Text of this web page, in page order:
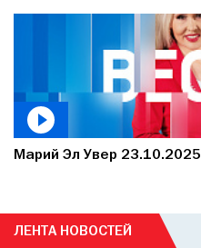
Марий Эл Увер 23.10.2025
ЛЕНТА НОВОСТЕЙ